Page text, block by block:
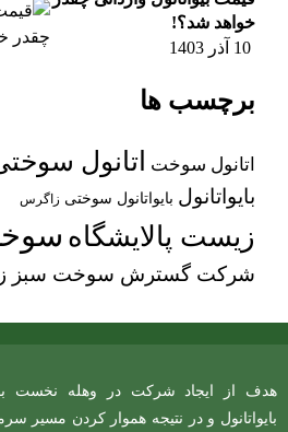
خواهد شد؟!
10 آذر 1403
برچسب ها
اتانول سوخت اتانول
بایواتانول بایواتانول سوختی زاگرس
زیست پالایشگاه
شرکت گسترش سوخت سبز
هدف از ایجاد شرکت در وهله نخست
بایواتانول و در نتیجه هموار کردن